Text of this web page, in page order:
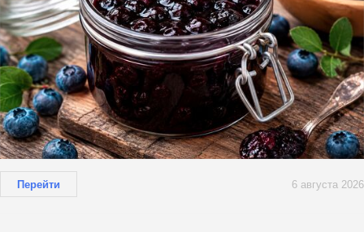
Перейти 6 августа 2026